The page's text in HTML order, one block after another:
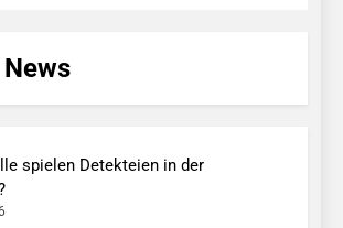
spielen Detekteien in der